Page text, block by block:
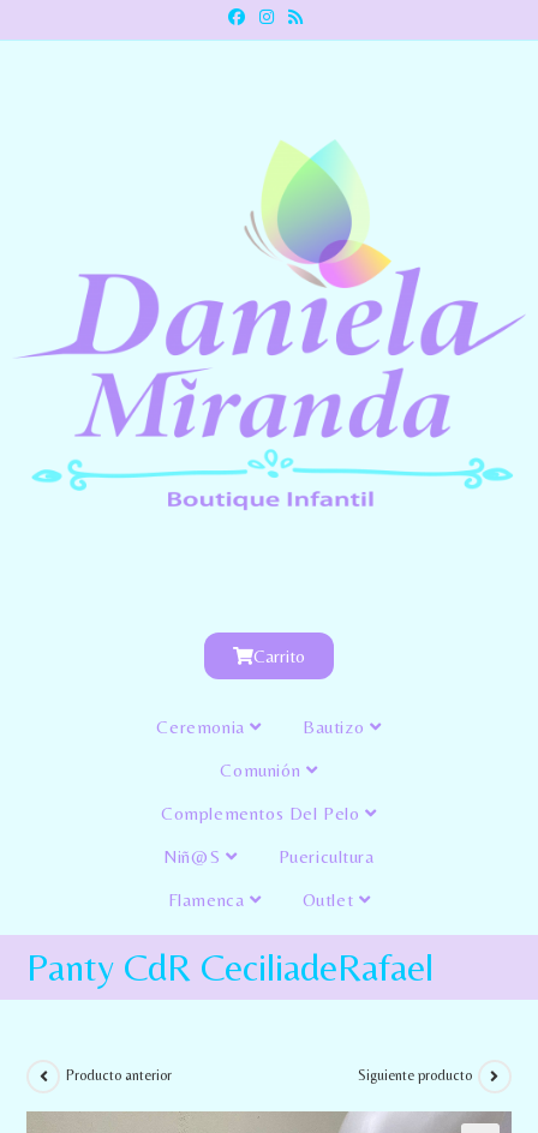
Carrito
Ceremonia Bautizo
Comunión
Complementos Del Pelo
Niñ@s Puericultura
Flamenca Outlet
Panty CdR CeciliadeRafael
Producto anterior Siguiente producto